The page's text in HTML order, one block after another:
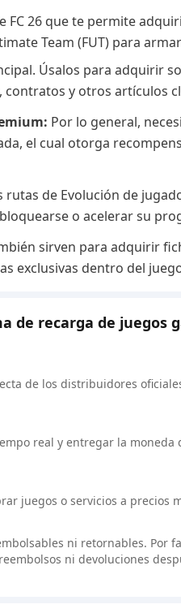
FC 26 que te permite
Team (FUT) para
Úsalos para adquirir
y otros artículos
Por lo general,
el cual otorga
rutas de Evolución de
o acelerar su
sirven para adquirir
exclusivas dentro del
de recarga de juegos
de los distribuidores
real y entregar la
juegos o servicios a precios
ni retornables. Por
ni devoluciones